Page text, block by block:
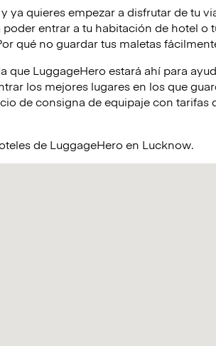
ya quieres empezar a disfrutar de tu
entrar a tu habitación de hotel o
qué no guardar tus maletas
que LuggageHero estará ahí para
los mejores lugares en los que
de consigna de equipaje con tarifas
de LuggageHero en Lucknow.